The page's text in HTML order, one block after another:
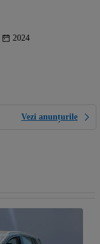
2024
Vezi anunțurile